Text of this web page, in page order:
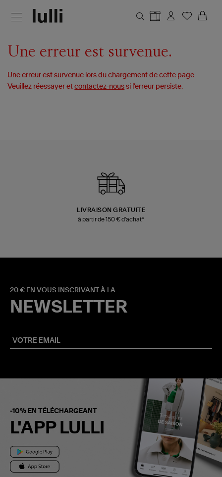
Une erreur est survenue.
Une erreur est survenue lors du chargement de cette page.
Veuillez réessayer etcontactez-nous si l’erreur persiste.
LIVRAISON GRATUITE
à partir de 150 € d'achat*
20 € EN VOUS INSCRIVANT À LA
NEWSLETTER
-10% EN TÉLÉCHARGEANT
L'APP LULLI